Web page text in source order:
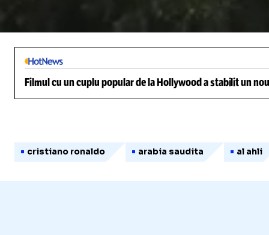
Filmul cu un cuplu popular de la Hollywood a stabilit un
cristiano ronaldo arabia saudita al ahli